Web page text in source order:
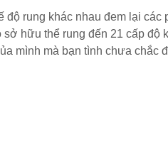
rung khác nhau đem lại các
hữu thể rung đến 21 cấp độ
mình mà bạn tình chưa chắc